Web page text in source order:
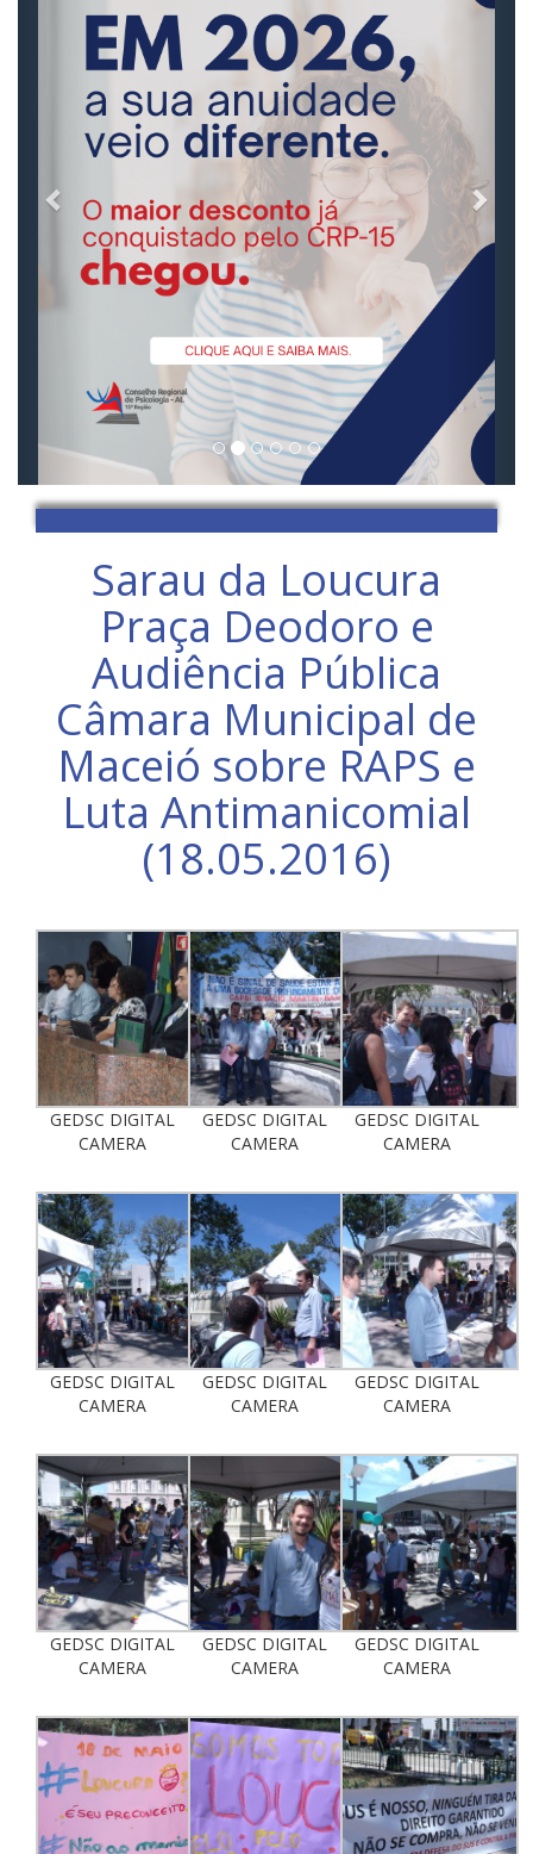
Sarau da Loucura
Praça Deodoro e
Audiência Pública
Câmara Municipal de
Maceió sobre RAPS e
Luta Antimanicomial
(18.05.2016)
GEDSC DIGITAL
CAMERA
GEDSC DIGITAL
CAMERA
GEDSC DIGITAL
CAMERA
GEDSC DIGITAL
CAMERA
GEDSC DIGITAL
CAMERA
GEDSC DIGITAL
CAMERA
GEDSC DIGITAL
CAMERA
GEDSC DIGITAL
CAMERA
GEDSC DIGITAL
CAMERA